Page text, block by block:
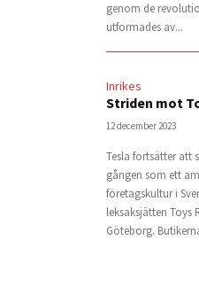
genom de
utformades av...
Inrikes
Striden mot
12 december 2023
Tesla fortsätter att
gången som ett
företagskultur i
leksaksjätten Toys
Göteborg.